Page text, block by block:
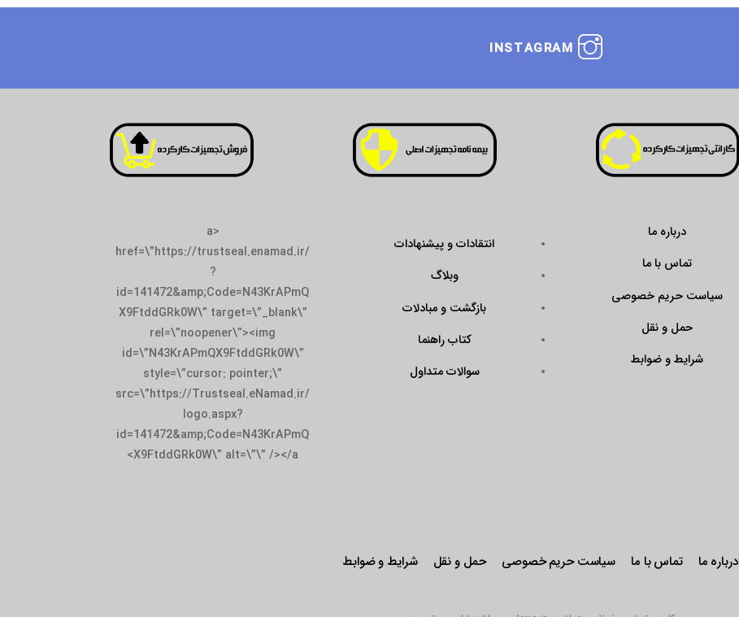
INSTAGRAM
درباره ما
تماس با ما
سیاست حریم خصوصی
حمل و نقل
شرایط و ضوابط
انتقادات و پیشنهادات
وبلاگ
بازگشت و مبادلات
کتاب راهنما
سوالات متداول
<a
href=\”https://trustseal.enamad.ir/
?
id=141472&amp;Code=N43KrAPmQ
X9FtddGRk0W\” target=\”_blank\”
rel=\”noopener\”><img
id=\”N43KrAPmQX9FtddGRk0W\”
style=\”cursor: pointer;\”
src=\”https://Trustseal.eNamad.ir/
logo.aspx?
id=141472&amp;Code=N43KrAPmQ
X9FtddGRk0W\” alt=\”\” /></a>
درباره ما تماس با ما سیاست حریم خصوصی حمل و نقل شرایط و ضوابط